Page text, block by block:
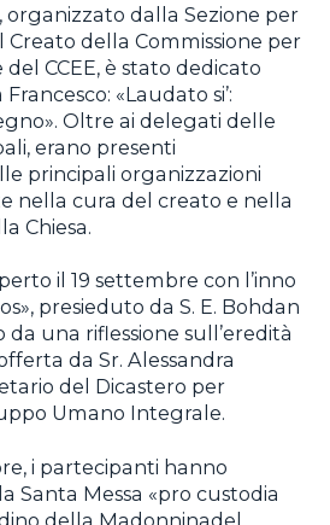
organizzato dalla Sezione per
della Commissione per
CCEE, è stato dedicato
«Laudato si’:
. Oltre ai delegati delle
erano presenti
principali organizzazioni
nella cura del creato e nella
Chiesa.
il 19 settembre con l’inno
presieduto da S. E. Bohdan
una riflessione sull’eredità
da Sr. Alessandra
del Dicastero per
Umano Integrale.
i partecipanti hanno
Santa Messa «pro custodia
della Madonninadel